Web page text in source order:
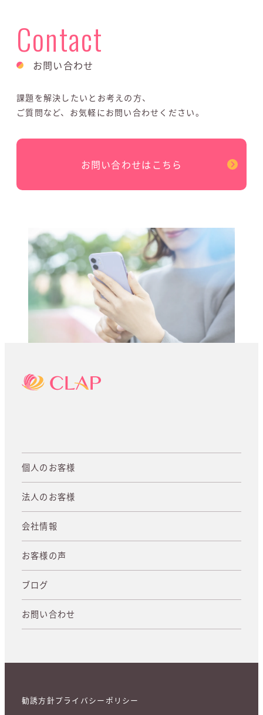
Contact
お問い合わせ
課題を解決したいとお考えの方、
ご質問など、お気軽にお問い合わせください。
お問い合わせはこちら
個人のお客様
法人のお客様
会社情報
お客様の声
ブログ
お問い合わせ
勧誘方針プライバシーポリシー